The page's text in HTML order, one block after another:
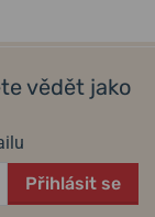
vědět jako
Přihlásit se